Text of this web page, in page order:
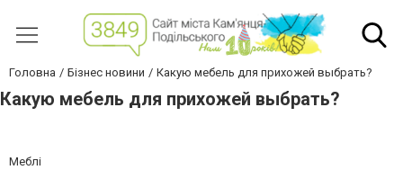
Головна Бізнес новини Какую мебель для прихожей выбрать?
Какую мебель для прихожей выбрать?
Меблі